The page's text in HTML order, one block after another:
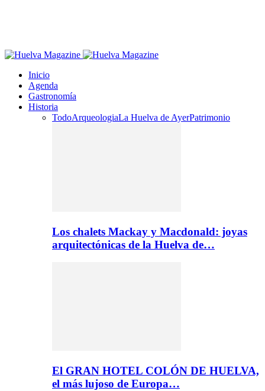
Inicio
Agenda
Gastronomía
Historia
TodoArqueologiaLa Huelva de AyerPatrimonio
Los chalets Mackay y Macdonald: joyas
arquitectónicas de la Huelva de…
El GRAN HOTEL COLÓN DE HUELVA,
el más lujoso de Europa…